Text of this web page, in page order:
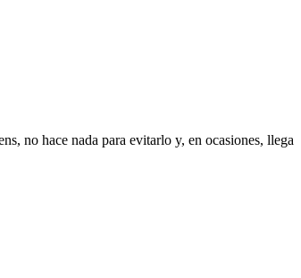
no hace nada para evitarlo y, en ocasiones, llega